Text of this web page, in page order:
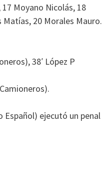
17 Moyano Nicolás, 18
Matías, 20 Morales Mauro.
38′ López P
Español) ejecutó un penal